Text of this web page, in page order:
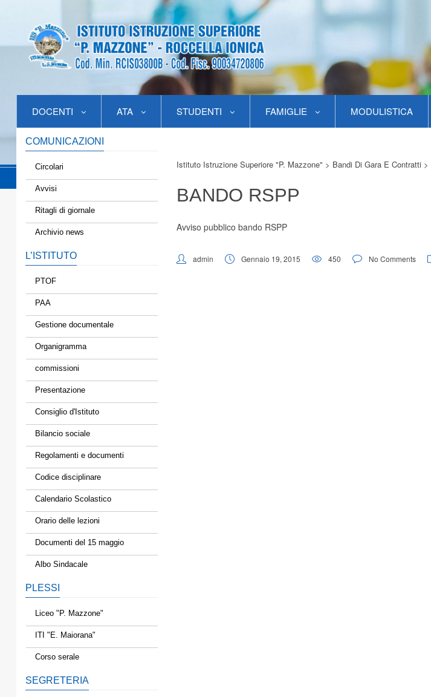
DOCENTI ATA STUDENTI FAMIGLIE MODULISTICA
COMUNICAZIONI
Circolari
Avvisi
Ritagli di giornale
Archivio news
L’ISTITUTO
PTOF
PAA
Gestione documentale
Organigramma
commissioni
Presentazione
Consiglio d'Istituto
Bilancio sociale
Regolamenti e documenti
Codice disciplinare
Calendario Scolastico
Orario delle lezioni
Documenti del 15 maggio
Albo Sindacale
PLESSI
Liceo "P. Mazzone"
ITI "E. Maiorana"
Corso serale
SEGRETERIA
Istituto Istruzione Superiore "P. Mazzone" > Bandi Di Gara E Contratti >
BANDO RSPP
Avviso pubblico bando RSPP
admin Gennaio 19, 2015 450 No Comments